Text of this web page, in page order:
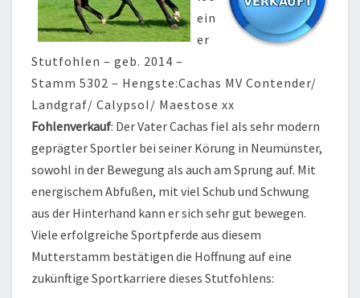
ein
er
Stutfohlen – geb. 2014 –
Stamm 5302 – Hengste:Cachas MV Contender/
Landgraf/ CalypsoI/ Maestose xx
Fohlenverkauf: Der Vater Cachas fiel als sehr modern
geprägter Sportler bei seiner Körung in Neumünster,
sowohl in der Bewegung als auch am Sprung auf. Mit
energischem Abfußen, mit viel Schub und Schwung
aus der Hinterhand kann er sich sehr gut bewegen.
Viele erfolgreiche Sportpferde aus diesem
Mutterstamm bestätigen die Hoffnung auf eine
zukünftige Sportkarriere dieses Stutfohlens: